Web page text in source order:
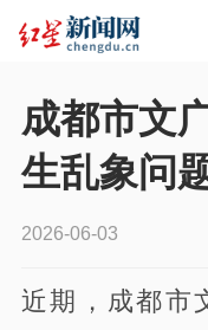
成都市文
生乱象问
2026-06-03
近期，成都市